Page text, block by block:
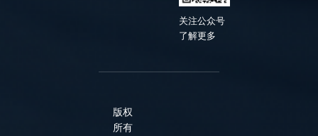
关注公众号
了解更多
版权
所有